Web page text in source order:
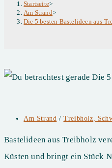
Startseite>
Am Strand>
Die 5 besten Bastelideen aus
Beitrags-
Am Strand / Treibholz,
Bastelideen aus Treibholz
Küsten und bringt ein Stück